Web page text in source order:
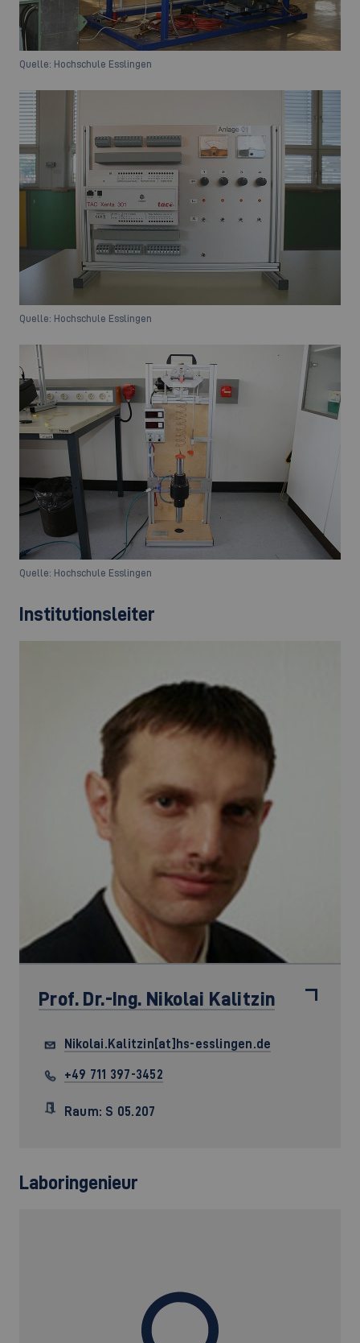
Quelle: Hochschule Esslingen
Quelle: Hochschule Esslingen
Quelle: Hochschule Esslingen
Institutionsleiter
Prof. Dr.-Ing. Nikolai Kalitzin
Nikolai.Kalitzin[at]hs-esslingen.de
+49 711 397-3452
Raum: S 05.207
Laboringenieur